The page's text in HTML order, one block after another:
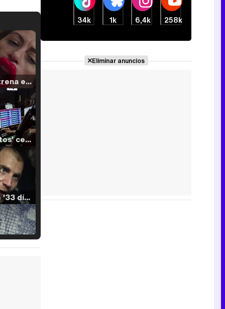
Filmin estrena el tráiler de 'Millennial Mal', su nueva comedia universitaria de la mano de Lorena Iglesias
'120 Minutos' celebra sus 2.000 programas en Telemadrid con un vídeo del día a día en la redacción
Tráiler de '33 días', la nueva serie de Atresplayer con Julián Villagrán y José Manuel Poga
34k 1k 6,4k 258k
Eliminar anuncios